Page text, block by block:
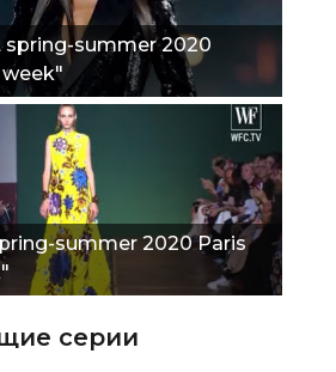
spring-summer 2020
summer 2020 Paris
серии